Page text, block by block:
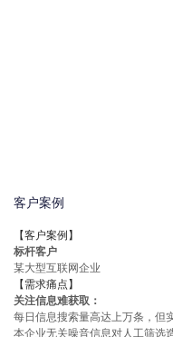
客户案例
【客户案例】
标杆客户
某大型互联网企业
【需求痛点】
关注信息难获取：
每日信息搜索量高达上万条，但
本企业无关噪音信息对人工筛选